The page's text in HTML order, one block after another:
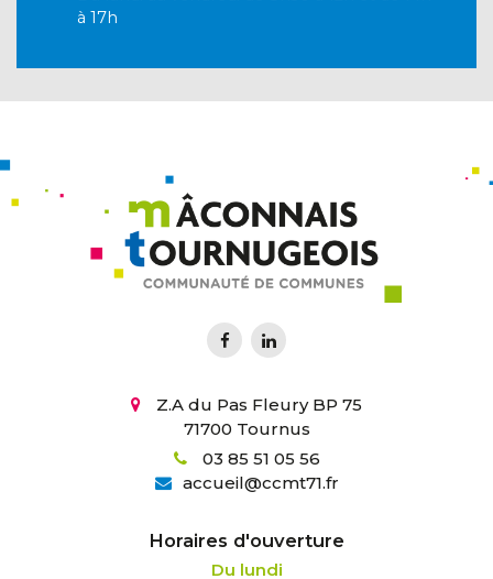
à 17h
Z.A du Pas Fleury BP 75
71700 Tournus
03 85 51 05 56
accueil@ccmt71.fr
Horaires d'ouverture
Du lundi